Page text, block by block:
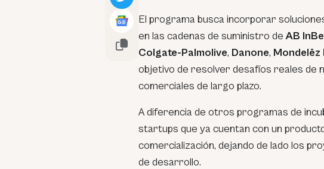
El programa busca incorporar
en las cadenas de suministro deAB
Colgate-Palmolive, Danone,
objetivo de resolver desafíos reales de
comerciales de largo plazo.
A diferencia de otros programas de
startups que ya cuentan con un
comercialización, dejando de lado los
de desarrollo.